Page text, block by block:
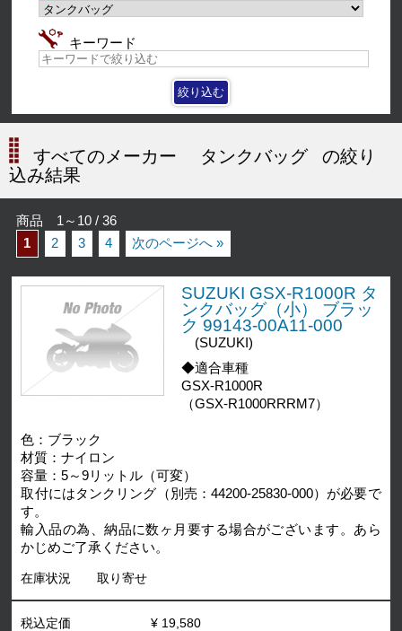
キーワード
すべてのメーカー タンクバッグ
の絞り
込み結果
商品 1～10 / 36
1
2 3 4 次のページへ »
SUZUKI GSX-R1000R タ
ンクバッグ（小） ブラッ
ク 99143-00A11-000
(SUZUKI)
◆適合車種
GSX-R1000R
（GSX-R1000RRRM7）
色：ブラック
材質：ナイロン
容量：5～9リットル（可変）
取付にはタンクリング（別売：44200-25830-000）が必要で
す。
輸入品の為、納品に数ヶ月要する場合がございます。あら
かじめご了承ください。
在庫状況 取り寄せ
税込定価
¥ 19,580